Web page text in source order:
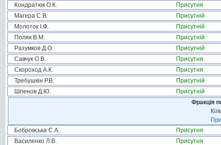
Кондратюк О.К.
Присутня
Магера С.В.
Присутній
Молоток І.Ф.
Присутній
Поляк В.М.
Присутній
Разумков Д.О.
Присутній
Савчук О.В.
Присутня
Скороход А.К.
Присутня
Требушкін Р.В.
Присутній
Шпенов Д.Ю.
Присутній
Фракція
Бобровська С.А.
Присутня
Василенко Л.В.
Присутня